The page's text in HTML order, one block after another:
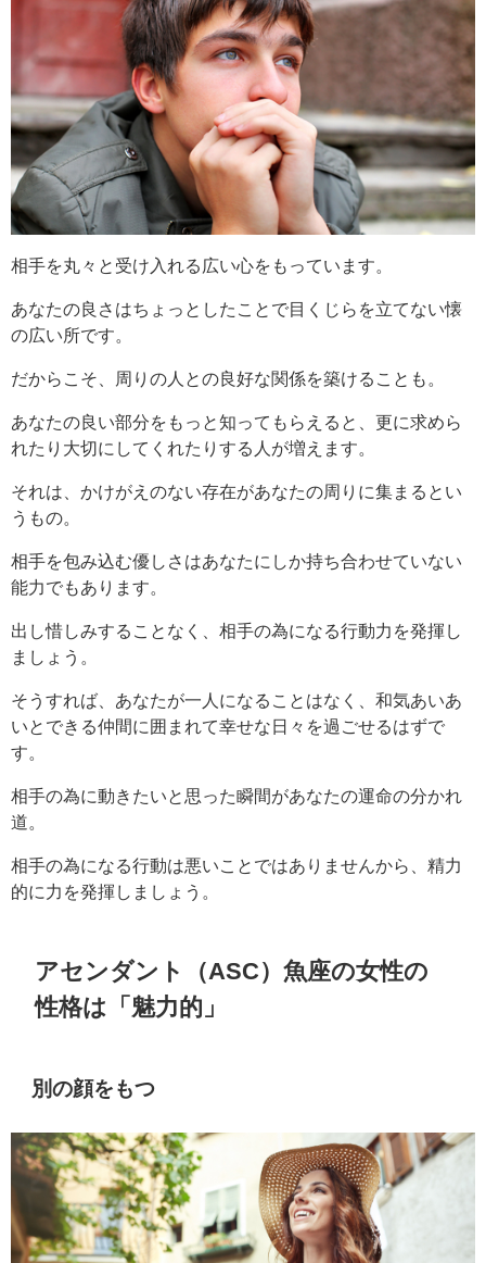
相手を丸々と受け入れる広い心をもっています。
あなたの良さはちょっとしたことで目くじらを立てない懐
の広い所です。
だからこそ、周りの人との良好な関係を築けることも。
あなたの良い部分をもっと知ってもらえると、更に求めら
れたり大切にしてくれたりする人が増えます。
それは、かけがえのない存在があなたの周りに集まるとい
うもの。
相手を包み込む優しさはあなたにしか持ち合わせていない
能力でもあります。
出し惜しみすることなく、相手の為になる行動力を発揮し
ましょう。
そうすれば、あなたが一人になることはなく、和気あいあ
いとできる仲間に囲まれて幸せな日々を過ごせるはずで
す。
相手の為に動きたいと思った瞬間があなたの運命の分かれ
道。
相手の為になる行動は悪いことではありませんから、精力
的に力を発揮しましょう。
アセンダント（ASC）魚座の女性の
性格は「魅力的」
別の顔をもつ